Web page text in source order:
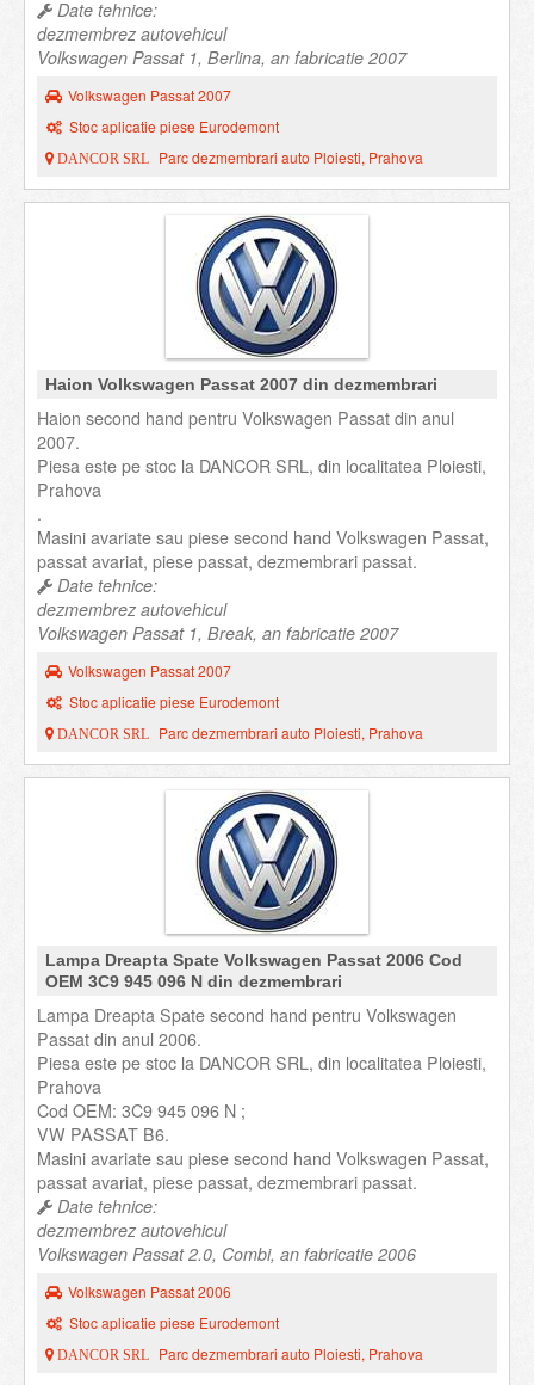
Date tehnice:
dezmembrez autovehicul
Volkswagen Passat 1, Berlina, an fabricatie 2007
Volkswagen Passat 2007
Stoc aplicatie piese Eurodemont
DANCOR SRL Parc dezmembrari auto Ploiesti, Prahova
Haion Volkswagen Passat 2007 din dezmembrari
Haion second hand pentru Volkswagen Passat din anul
2007.
Piesa este pe stoc la DANCOR SRL, din localitatea Ploiesti,
Prahova
.
Masini avariate sau piese second hand Volkswagen Passat,
passat avariat, piese passat, dezmembrari passat.
Date tehnice:
dezmembrez autovehicul
Volkswagen Passat 1, Break, an fabricatie 2007
Volkswagen Passat 2007
Stoc aplicatie piese Eurodemont
DANCOR SRL Parc dezmembrari auto Ploiesti, Prahova
Lampa Dreapta Spate Volkswagen Passat 2006 Cod
OEM 3C9 945 096 N din dezmembrari
Lampa Dreapta Spate second hand pentru Volkswagen
Passat din anul 2006.
Piesa este pe stoc la DANCOR SRL, din localitatea Ploiesti,
Prahova
Cod OEM: 3C9 945 096 N ;
VW PASSAT B6.
Masini avariate sau piese second hand Volkswagen Passat,
passat avariat, piese passat, dezmembrari passat.
Date tehnice:
dezmembrez autovehicul
Volkswagen Passat 2.0, Combi, an fabricatie 2006
Volkswagen Passat 2006
Stoc aplicatie piese Eurodemont
DANCOR SRL Parc dezmembrari auto Ploiesti, Prahova